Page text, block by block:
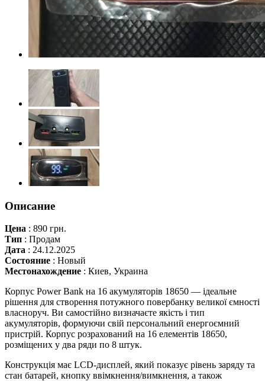
Описание
Цена : 890 грн.
Тип : Продам
Дата : 24.12.2025
Состояние : Новый
Местонахождение : Киев, Украина
Корпус Power Bank на 16 акумуляторів 18650 — ідеальне
рішення для створення потужного повербанку великої ємності
власноруч. Ви самостійно визначаєте якість і тип
акумуляторів, формуючи свій персональний енергоємний
пристрій. Корпус розрахований на 16 елементів 18650,
розміщених у два ряди по 8 штук.
Конструкція має LCD-дисплей, який показує рівень заряду та
стан батарей, кнопку ввімкнення/вимкнення, а також